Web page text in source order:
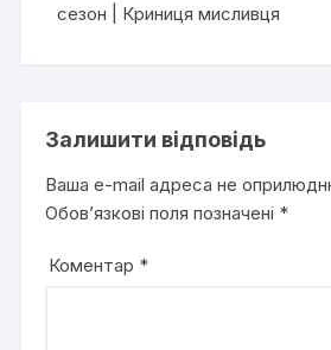
сезон | Криниця мисливця
Залишити відповідь
Ваша e-mail адреса не
Обов’язкові поля позначені *
Коментар *